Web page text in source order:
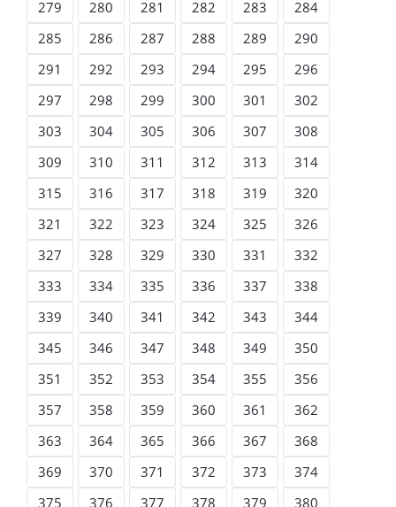
279
280 281 282 283
284
285
286 287 288 289
290
291
292 293 294 295
296
297
298 299 300 301
302
303
304 305 306 307
308
309
310 311 312 313
314
315
316 317 318 319
320
321
322 323 324 325
326
327
328 329 330 331
332
333
334 335 336 337
338
339
340 341 342 343
344
345
346 347 348 349
350
351
352 353 354 355
356
357
358 359 360 361
362
363
364 365 366 367
368
369
370 371 372 373
374
375
376 377 378 379 380